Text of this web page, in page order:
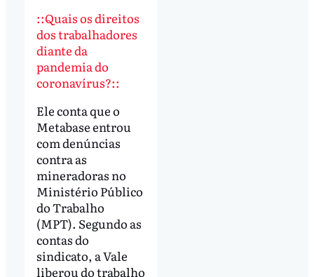
::Quais os direitos
dos trabalhadores
diante da
pandemia do
coronavírus?::
Ele conta que o
Metabase entrou
com denúncias
contra as
mineradoras no
Ministério Público
do Trabalho
(MPT). Segundo as
contas do
sindicato, a Vale
liberou do trabalho